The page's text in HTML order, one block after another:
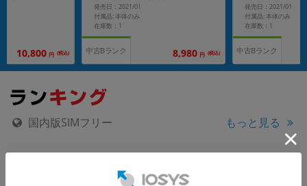
10,800 円 (税込)
発売日：2021/01
付属品: 本体のみ
在庫数：1
中古Bランク 8,980 円 (税込)
発売日：2021/01
付属品: 本体のみ
在庫数：1
中古Bランク
国内版SIMフリー もっと見る